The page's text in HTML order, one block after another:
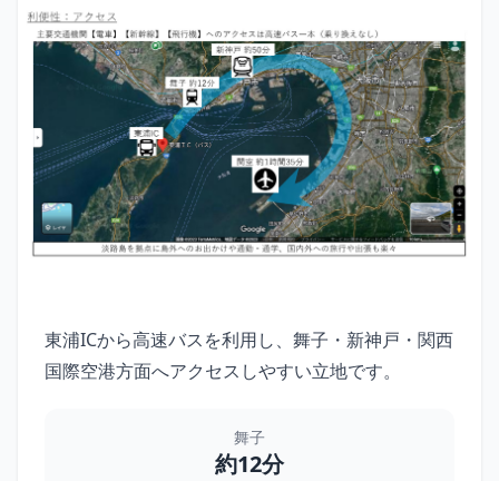
東浦ICから高速バスを利用し、舞子・新神戸・関西
国際空港方面へアクセスしやすい立地です。
舞子
約12分